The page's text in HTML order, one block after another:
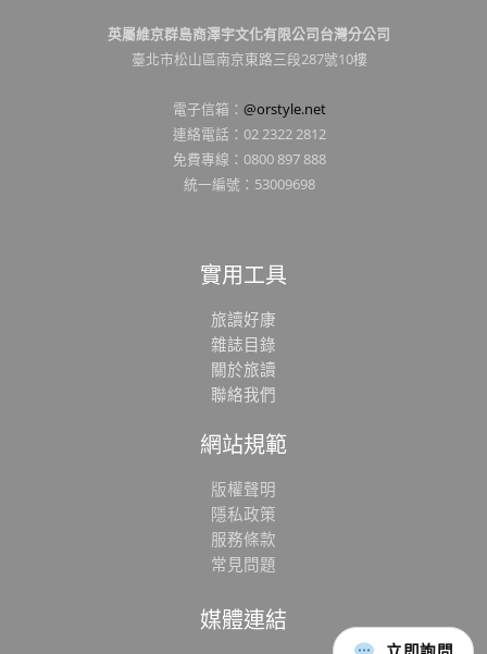
英屬維京群島商澤宇文化有限公司台灣分公司
臺北市松山區南京東路三段287號10樓
電子信箱： @orstyle.net
連絡電話：02 2322 2812
免費專線：0800 897 888
統一編號：53009698
實用工具
旅讀好康
雜誌目錄
關於旅讀
聯絡我們
網站規範
版權聲明
隱私政策
服務條款
常見問題
媒體連結